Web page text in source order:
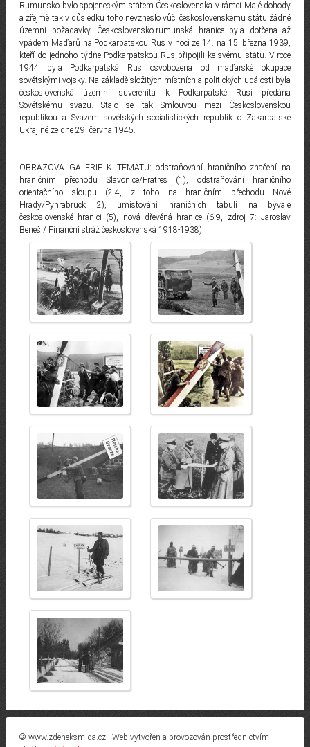
Rumunsko bylo spojeneckým státem Československa v rámci Malé dohody
a zřejmě tak v důsledku toho nevzneslo vůči československému státu žádné
územní požadavky. Československo-rumunská hranice byla dotčena až
vpádem Maďarů na Podkarpatskou Rus v noci ze 14. na 15. března 1939,
kteří do jednoho týdne Podkarpatskou Rus připojili ke svému státu. V roce
1944 byla Podkarpatská Rus osvobozena od maďarské okupace
sovětskými vojsky. Na základě složitých místních a politických událostí byla
československá územní suverenita k Podkarpatské Rusi předána
Sovětskému svazu. Stalo se tak Smlouvou mezi Československou
republikou a Svazem sovětských socialistických republik o Zakarpatské
Ukrajině ze dne 29. června 1945.
OBRAZOVÁ GALERIE K TÉMATU: odstraňování hraničního značení na
hraničním přechodu Slavonice/Fratres (1), odstraňování hraničního
orientačního sloupu (2-4, z toho na hraničním přechodu Nové
Hrady/Pyhrabruck 2), umísťování hraničních tabulí na bývalé
československé hranici (5), nová dřevěná hranice (6-9, zdroj 7: Jaroslav
Beneš / Finanční stráž československá 1918-1938).
© www.zdeneksmida.cz - Web vytvořen a provozován prostřednictvím